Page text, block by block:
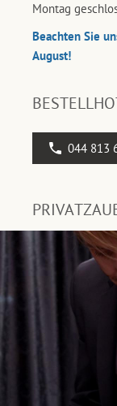
Montag
Beachten Sie
August!
044 813